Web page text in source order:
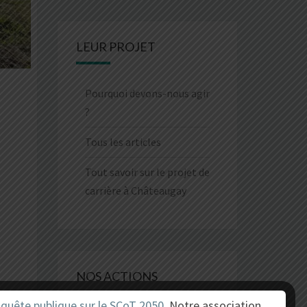
LEUR PROJET
Pourquoi devons-nous agir
?
Tous les articles
Tout savoir sur le projet de
carrière à Châteaugay
NOS ACTIONS